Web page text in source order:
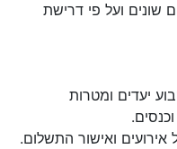
שונים ועל פי דרישת
יעדים ומטרות
אירועים ואישור התשלום.